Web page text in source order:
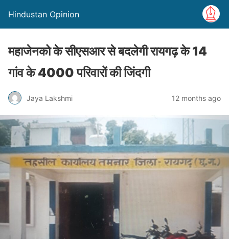
Hindustan Opinion
महाजेनको के सीएसआर से बदलेगी रायगढ़ के 14
गांव के 4000 परिवारों की जिंदगी
Jaya Lakshmi 12 months ago